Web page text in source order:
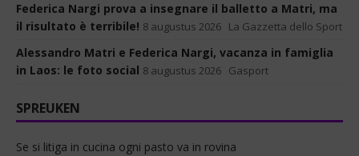
Federica Nargi prova a insegnare il balletto a Matri, ma
il risultato è terribile! 8 augustus 2026 La Gazzetta dello Sport
Alessandro Matri e Federica Nargi, vacanza in famiglia
in Laos: le foto social 8 augustus 2026 Gasport
SPREUKEN
Se si litiga in cucina ogni pasto va in rovina